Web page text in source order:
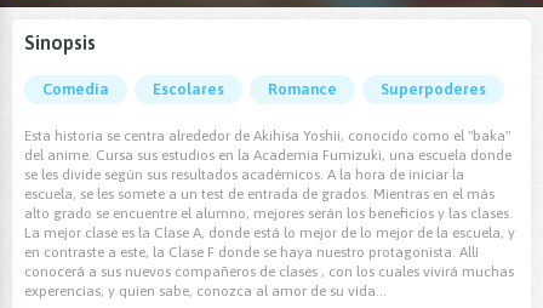
Sinopsis
Comedia Escolares Romance Superpoderes
Esta historia se centra alrededor de Akihisa Yoshii, conocido como el "baka"
del anime. Cursa sus estudios en la Academia Fumizuki, una escuela donde
se les divide según sus resultados académicos. A la hora de iniciar la
escuela, se les somete a un test de entrada de grados. Mientras en el más
alto grado se encuentre el alumno, mejores serán los beneficios y las clases.
La mejor clase es la Clase A, donde está lo mejor de lo mejor de la escuela, y
en contraste a este, la Clase F donde se haya nuestro protagonista. Allí
conocerá a sus nuevos compañeros de clases , con los cuales vivirá muchas
experencias, y quien sabe, conozca al amor de su vida...